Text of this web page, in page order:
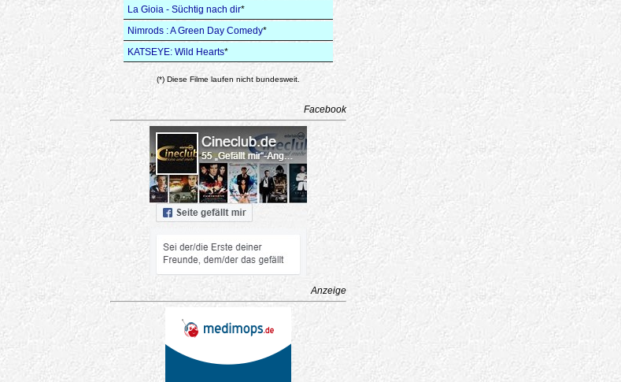
La Gioia - Süchtig nach dir*
Nimrods : A Green Day Comedy*
KATSEYE: Wild Hearts*
(*) Diese Filme laufen nicht bundesweit.
Facebook
Anzeige